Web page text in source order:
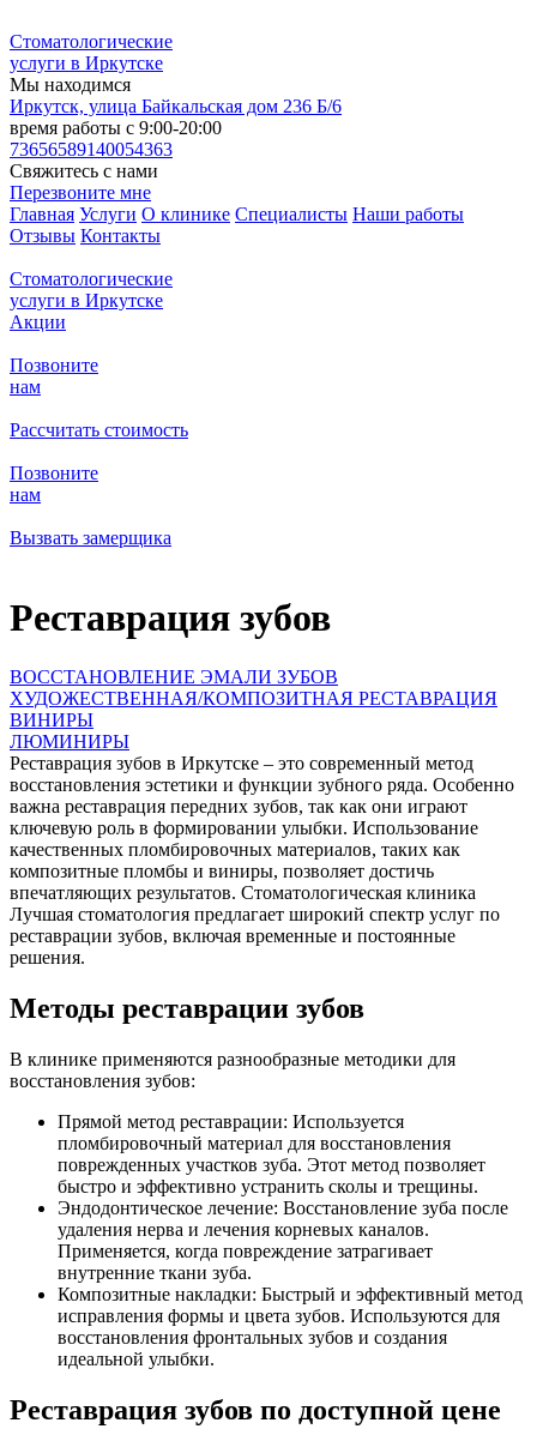
Стоматологические
услуги в Иркутске
Мы находимся
Иркутск, улица Байкальская дом 236 Б/6
время работы с 9:00-20:00
73656589140054363
Cвяжитесь с нами
Перезвоните мне
Главная Услуги О клинике Специалисты Наши работы
Отзывы Контакты
Стоматологические
услуги в Иркутске
Акции
Позвоните
нам
Рассчитать стоимость
Позвоните
нам
Вызвать замерщика
Реставрация зубов
ВОССТАНОВЛЕНИЕ ЭМАЛИ ЗУБОВ
ХУДОЖЕСТВЕННАЯ/КОМПОЗИТНАЯ РЕСТАВРАЦИЯ
ВИНИРЫ
ЛЮМИНИРЫ
Реставрация зубов в Иркутске – это современный метод
восстановления эстетики и функции зубного ряда. Особенно
важна реставрация передних зубов, так как они играют
ключевую роль в формировании улыбки. Использование
качественных пломбировочных материалов, таких как
композитные пломбы и виниры, позволяет достичь
впечатляющих результатов. Стоматологическая клиника
Лучшая стоматология предлагает широкий спектр услуг по
реставрации зубов, включая временные и постоянные
решения.
Методы реставрации зубов
В клинике применяются разнообразные методики для
восстановления зубов:
Прямой метод реставрации: Используется
пломбировочный материал для восстановления
поврежденных участков зуба. Этот метод позволяет
быстро и эффективно устранить сколы и трещины.
Эндодонтическое лечение: Восстановление зуба после
удаления нерва и лечения корневых каналов.
Применяется, когда повреждение затрагивает
внутренние ткани зуба.
Композитные накладки: Быстрый и эффективный метод
исправления формы и цвета зубов. Используются для
восстановления фронтальных зубов и создания
идеальной улыбки.
Реставрация зубов по доступной цене